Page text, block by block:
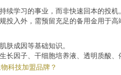
续学习的事业，而非快速回本的投机
投入外，需预留充足的备用金用于
肤成因等基础知识。
长因子、干细胞培养液、透明质酸
科技加盟品牌？